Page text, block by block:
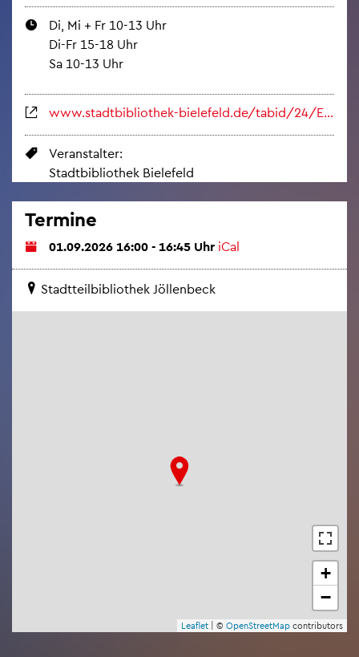
Di, Mi + Fr 10-13 Uhr
Di-Fr 15-18 Uhr
Sa 10-13 Uhr
www.​sta​dtbi​blio​thek-​bielefeld.​de/​tabid/​24/​EventID/​2414/​CRC/​5BD​1896​CAAE​FAF3​D35E​1AA8​ECB4​8814​6/​Default.​aspx
Ver­an­stal­ter:
Stadt­bi­blio­thek Bie­le­feld
Ter­mi­ne
01.09.2026 16:00 - 16:45 Uhr iCal
Stadt­teil­bi­blio­thek Jöl­len­beck
+
−
Leaf­let | © Open­Street­Map con­tri­bu­tors